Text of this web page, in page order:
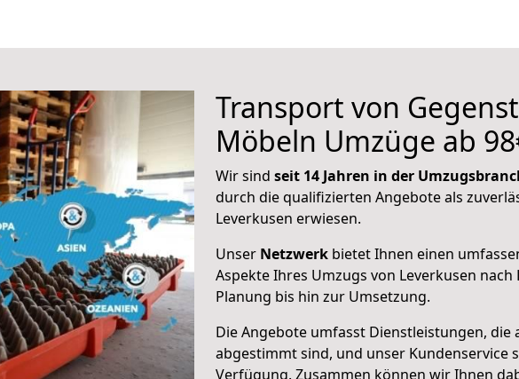
Transport von
Möbeln Umzüge ab
Wir sind seit 14 Jahren in der
durch die qualifizierten Angebote als
Leverkusen erwiesen.
Unser Netzwerk bietet Ihnen einen
Aspekte Ihres Umzugs von Leverkusen
Planung bis hin zur Umsetzung.
Die Angebote umfasst Dienstleistungen, die
abgestimmt sind, und unser Kundenservice
Verfügung. Zusammen können wir Ihnen